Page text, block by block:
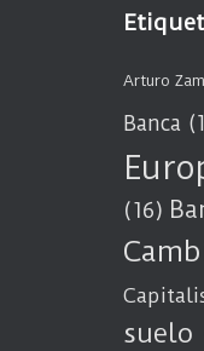
Arturo
Banca
(16)
suelo